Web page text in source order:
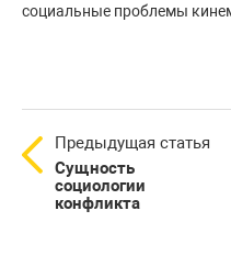
социальные проблемы
Предыдущая статья
Сущность
социологии
конфликта